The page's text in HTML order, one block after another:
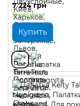
7 224 грн
В наличии
Купить